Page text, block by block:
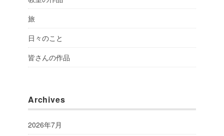
旅
日々のこと
皆さんの作品
Archives
2026年7月